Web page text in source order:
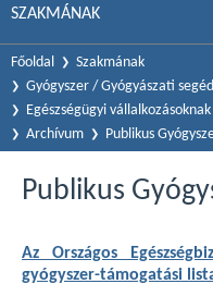
SZAKMÁNAK
Főoldal
Szakmának
Gyógyszer / Gyógyászati
Egészségügyi vállalkozásoknak
Archívum
Publikus
Publikus
Az Országos
gyógyszer-támogatási